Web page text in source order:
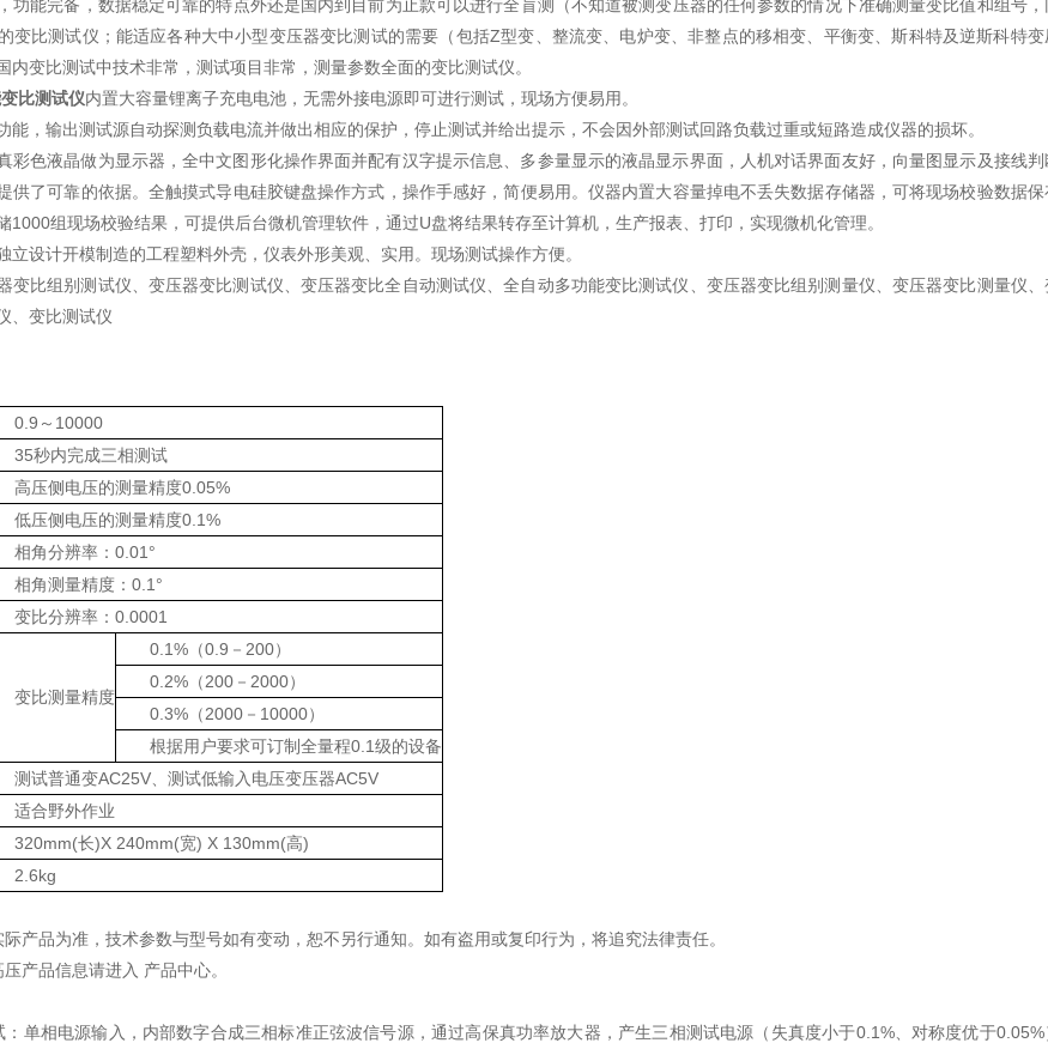
功能完备，数据稳定可靠的特点外还是国内到目前为止款可以进行全盲测（不知道被测变压器的任何参数的情况下准确测量变比值和组号，
变比测试仪；能适应各种大中小型变压器变比测试的需要（包括Z型变、整流变、电炉变、非整点的移相变、平衡变、斯科特及逆斯科特变
内变比测试中技术非常，测试项目非常，测量参数全面的变比测试仪。
比测试仪内置大容量锂离子充电电池，无需外接电源即可进行测试，现场方便易用。
能，输出测试源自动探测负载电流并做出相应的保护，停止测试并给出提示，不会因外部测试回路负载过重或短路造成仪器的损坏。
彩色液晶做为显示器，全中文图形化操作界面并配有汉字提示信息、多参量显示的液晶显示界面，人机对话界面友好，向量图显示及接线判
供了可靠的依据。全触摸式导电硅胶键盘操作方式，操作手感好，简便易用。仪器内置大容量掉电不丢失数据存储器，可将现场校验数据保
1000组现场校验结果，可提供后台微机管理软件，通过U盘将结果转存至计算机，生产报表、打印，实现微机化管理。
立设计开模制造的工程塑料外壳，仪表外形美观、实用。现场测试操作方便。
变比组别测试仪、变压器变比测试仪、变压器变比全自动测试仪、全自动多功能变比测试仪、变压器变比组别测量仪、变压器变比测量仪、
、变比测试仪
0.9～10000
35秒内完成三相测试
高压侧电压的测量精度0.05%
低压侧电压的测量精度0.1%
相角分辨率：0.01°
相角测量精度：0.1°
变比分辨率：0.0001
变比测量精度
0.1%（0.9－200）
0.2%（200－2000）
0.3%（2000－10000）
根据用户要求可订制全量程0.1级的设备
测试普通变AC25V、测试低输入电压变压器AC5V
适合野外作业
320mm(长)X 240mm(宽) X 130mm(高)
2.6kg
产品为准，技术参数与型号如有变动，恕不另行通知。如有盗用或复印行为，将追究法律责任。
产品信息请进入 产品中心。
：单相电源输入，内部数字合成三相标准正弦波信号源，通过高保真功率放大器，产生三相测试电源（失真度小于0.1%、对称度优于0.05%